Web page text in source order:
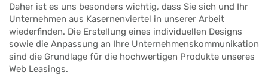
Daher ist es uns besonders wichtig, dass Sie sich und Ihr
Unternehmen aus Kasernenviertel in unserer Arbeit
wiederfinden. Die Erstellung eines individuellen Designs
sowie die Anpassung an Ihre Unternehmenskommunikation
sind die Grundlage für die hochwertigen Produkte unseres
Web Leasings.